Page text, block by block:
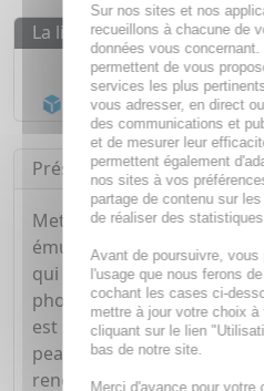
La livraison
Livraison gratuite dès
Acheminement
Présentation
Metacell Renewal B3 de
émulsion aqueuse
qui agit de manière globale
photovieillissement de la
est spécialement conçue
peau, hydrater en
renouvellement cellulaire
Sur nos sites et nos
recueillons à chacune de
données vous
permettent de vous
services les plus
vous adresser, en direct
des communications et
et de mesurer leur
permettent également
nos sites à vos
partage de contenu sur
de réaliser des statistiques
Avant de poursuivre,
l'usage que nous ferons
cochant les cases ci-
mettre à jour votre choix à
cliquant sur le lien
bas de notre site.
Merci d'avance pour votre